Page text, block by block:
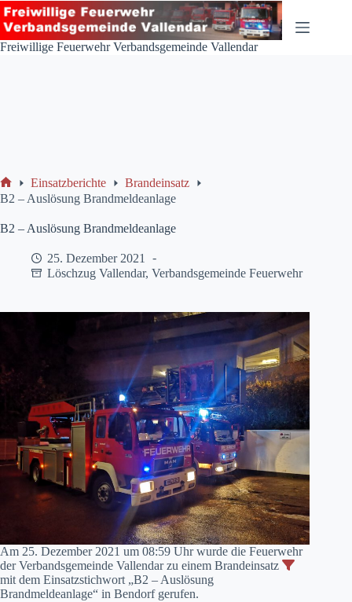
Zum
Inhalt
springen
Freiwillige Feuerwehr Verbandsgemeinde Vallendar
Start
Einsatzberichte
Brandeinsatz
B2 – Auslösung Brandmeldeanlage
B2 – Auslösung Brandmeldeanlage
25. Dezember 2021
Löschzug Vallendar, Verbandsgemeinde Feuerwehr
Am 25. Dezember 2021 um 08:59 Uhr wurde die Feuerwehr
der Verbandsgemeinde Vallendar zu einem Brandeinsatz
mit dem Einsatzstichwort „B2 – Auslösung
Brandmeldeanlage“ in Bendorf gerufen.